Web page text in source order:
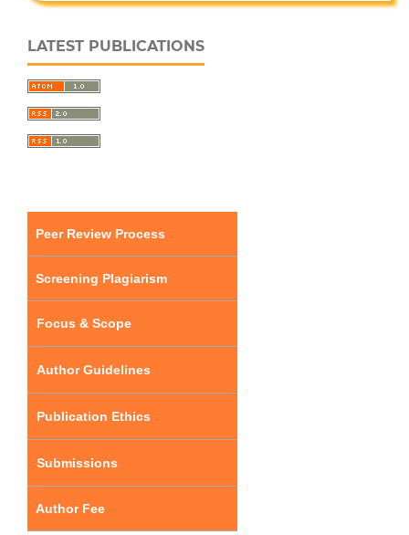
LATEST PUBLICATIONS
Peer Review Process
Screening Plagiarism
Focus & Scope
Author Guidelines
Publication Ethics
Submissions
Author Fee